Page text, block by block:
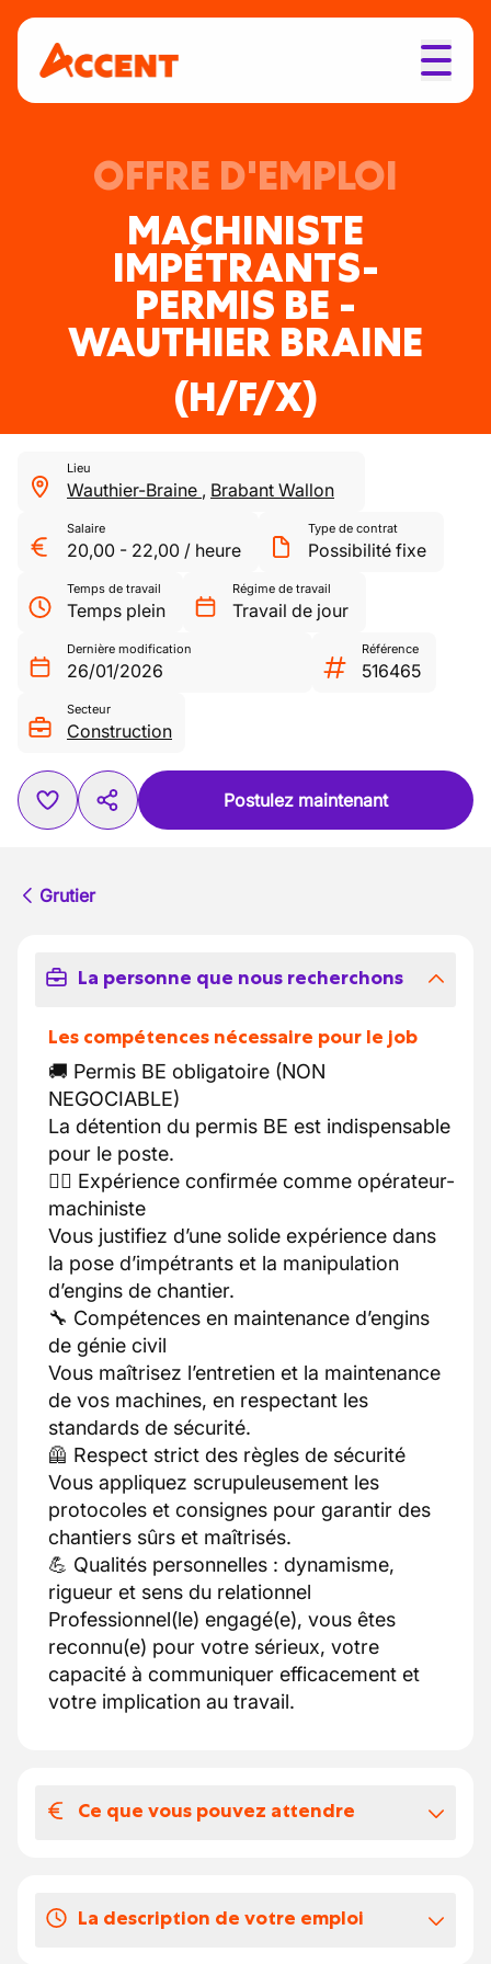
OFFRE D'EMPLOI
MACHINISTE
IMPÉTRANTS-
PERMIS BE -
WAUTHIER BRAINE
(H/F/X)
Lieu
Wauthier-Braine , Brabant Wallon
Salaire
20,00 - 22,00 / heure
Type de contrat
Possibilité fixe
Temps de travail
Temps plein
Régime de travail
Travail de jour
Dernière modification
26/01/2026
Référence
516465
Secteur
Construction
Postulez maintenant
Grutier
La personne que nous recherchons
Les compétences nécessaire pour le job
🚚​ Permis BE obligatoire (NON
NEGOCIABLE)
La détention du permis BE est indispensable
pour le poste.
👷‍♂️​ Expérience confirmée comme opérateur-
machiniste
Vous justifiez d’une solide expérience dans
la pose d’impétrants et la manipulation
d’engins de chantier.
🔧​ Compétences en maintenance d’engins
de génie civil
Vous maîtrisez l’entretien et la maintenance
de vos machines, en respectant les
standards de sécurité.
🦺​ Respect strict des règles de sécurité
Vous appliquez scrupuleusement les
protocoles et consignes pour garantir des
chantiers sûrs et maîtrisés.
💪​ Qualités personnelles : dynamisme,
rigueur et sens du relationnel
Professionnel(le) engagé(e), vous êtes
reconnu(e) pour votre sérieux, votre
capacité à communiquer efficacement et
votre implication au travail.
Ce que vous pouvez attendre
Accent Jobs est parfaitement conscient que
La description de votre emploi